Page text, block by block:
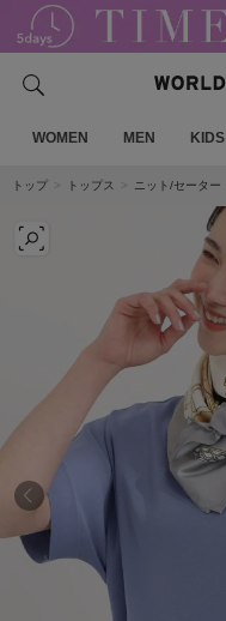
WOMEN MEN KIDS
トップ トップス ニット/セーター